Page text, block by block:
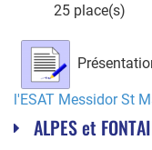
25 place(s)
l'ESAT Messidor St
ALPES et